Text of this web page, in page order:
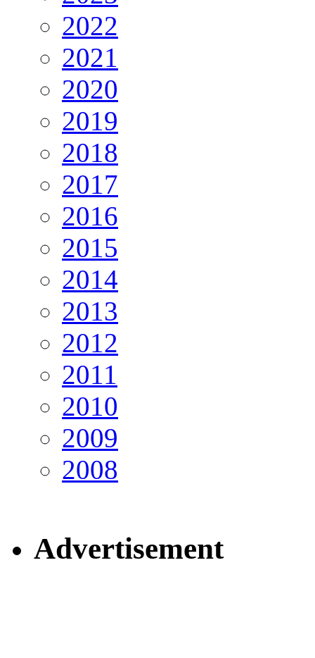
2022
2021
2020
2019
2018
2017
2016
2015
2014
2013
2012
2011
2010
2009
2008
Advertisement